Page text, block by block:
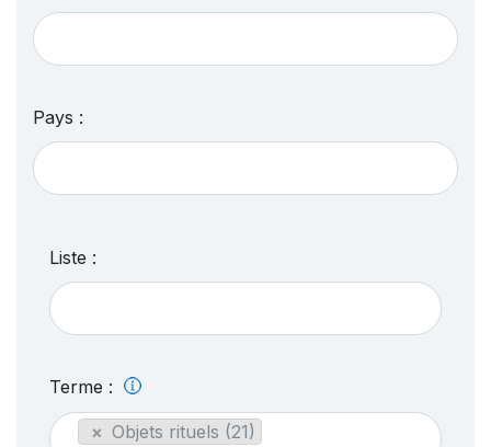
Pays :
Liste :
Terme :
× Objets rituels (21)